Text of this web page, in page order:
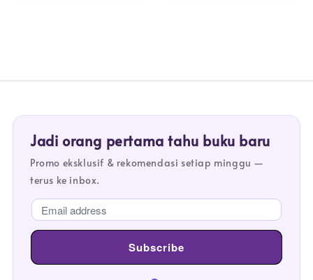
Jadi orang pertama tahu buku baru
Promo eksklusif & rekomendasi setiap minggu —
terus ke inbox.